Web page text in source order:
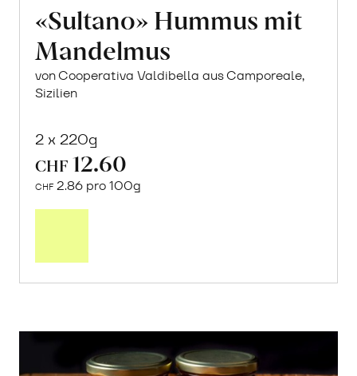
«Sultano» Hummus mit
Mandelmus
von Cooperativa Valdibella aus Camporeale,
Sizilien
2 x 220g
CHF 12.60
CHF 2.86 pro 100g